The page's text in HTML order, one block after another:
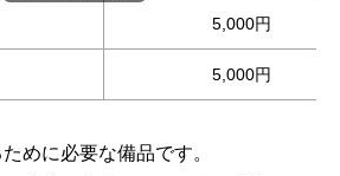
5,000円
5,000円
めに必要な備品です。